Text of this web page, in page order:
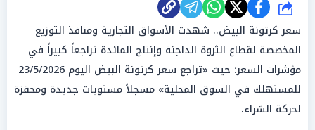
شارك
سعر كرتونة البيض.. شهدت الأسواق التجارية ومنافذ التوزيع
المخصصة لقطاع الثروة الداجنة وإنتاج المائدة تراجعاً كبيراً في
مؤشرات السعر؛ حيث «تراجع سعر كرتونة البيض اليوم 23/5/2026
للمستهلك في السوق المحلية» مسجلاً مستويات جديدة ومحفزة
لحركة الشراء.